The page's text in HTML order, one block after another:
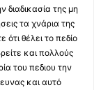
διαδικασία της μη
τα χνάρια της
ότι θέλει το πεδίο
και πολλούς
του πεδιου την
και αυτό